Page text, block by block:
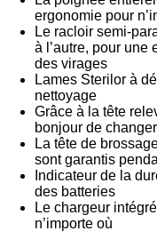
ergonomie pour
Le racloir semi-
à l’autre, pour une
des virages
Lames Sterilor à
nettoyage
Grâce à la tête
bonjour de
La tête de
sont garantis
Indicateur de la
des batteries
Le chargeur
n’importe où